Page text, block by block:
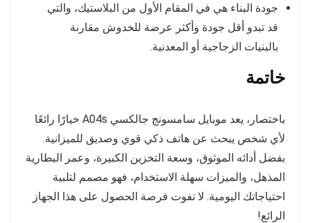
جودة البناء هي في المقام الأول من البلاستيك، والتي
قد تبدو أقل جودة وأكثر عرضة للخدوش مقارنة
بالبنيات الزجاجية أو المعدنية.
خاتمة
باختصار، يعد موبايل سامسونج جالكسي A04s خيارًا رائعًا
لأي شخص يبحث عن هاتف ذكي قوي وصديق للميزانية.
بفضل أدائه الموثوق، وسعة التخزين الكبيرة، وعمر البطارية
المذهل، والميزات سهلة الاستخدام، فهو مصمم لتلبية
احتياجاتك اليومية. لا تفوت فرصة الحصول على هذا الجهاز
الرائع!